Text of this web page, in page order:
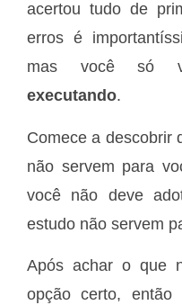
acertou tudo de
erros é
mas você só
executando.
Comece a descobrir
não servem para
você não deve
estudo não servem
Após achar o que
opção certo, então